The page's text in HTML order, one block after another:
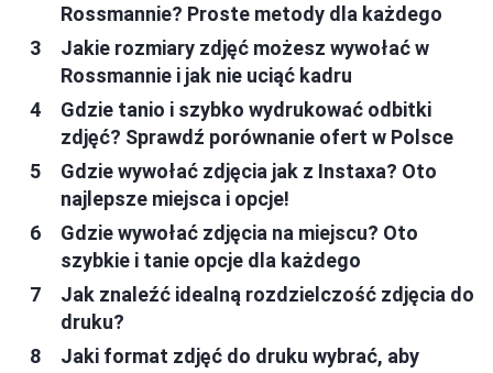
Rossmannie? Proste metody dla każdego
Jakie rozmiary zdjęć możesz wywołać w
Rossmannie i jak nie uciąć kadru
Gdzie tanio i szybko wydrukować odbitki
zdjęć? Sprawdź porównanie ofert w Polsce
Gdzie wywołać zdjęcia jak z Instaxa? Oto
najlepsze miejsca i opcje!
Gdzie wywołać zdjęcia na miejscu? Oto
szybkie i tanie opcje dla każdego
Jak znaleźć idealną rozdzielczość zdjęcia do
druku?
Jaki format zdjęć do druku wybrać, aby